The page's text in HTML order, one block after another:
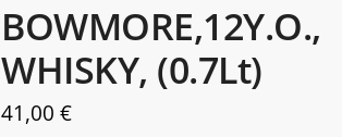
BOWMORE,12Y.O.,
WHISKY, (0.7Lt)
41,00€